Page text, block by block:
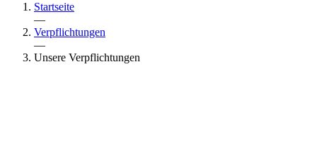
Startseite
—
Verpflichtungen
—
Unsere Verpflichtungen